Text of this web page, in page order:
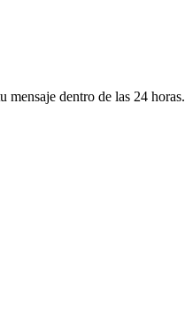
mensaje dentro de las 24 horas.